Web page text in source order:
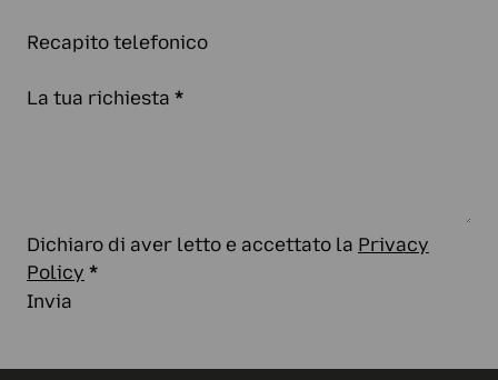
Recapito telefonico
La tua richiesta *
Dichiaro di aver letto e accettato la Privacy
Policy *
Invia